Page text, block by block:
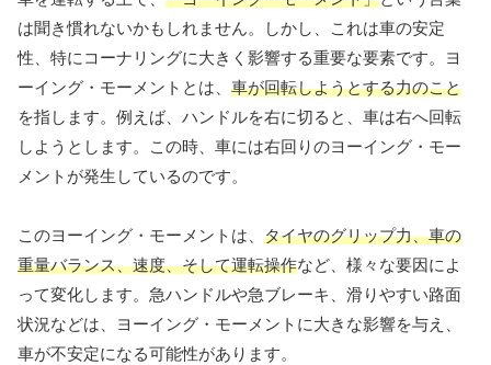
は聞き慣れないかもしれません。しかし、これは車の安定
性、特にコーナリングに大きく影響する重要な要素です。ヨ
ーイング・モーメントとは、 車が回転しようとする力のこと
を指します。例えば、ハンドルを右に切ると、車は右へ回転
しようとします。この時、車には右回りのヨーイング・モー
メントが発生しているのです。
このヨーイング・モーメントは、 タイヤのグリップ力、車の
重量バランス、速度、そして運転操作など、様々な要因によ
って変化します。急ハンドルや急ブレーキ、滑りやすい路面
状況などは、ヨーイング・モーメントに大きな影響を与え、
車が不安定になる可能性があります。